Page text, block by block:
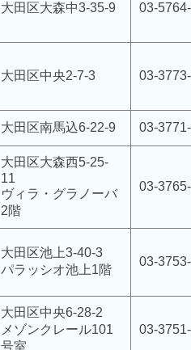
大田区大森中3-35-9 03-
大田区中央2-7-3 03-
大田区南馬込6-22-9 03-
大田区大森西5-25-
11
ヴィラ・グラノーバ
2階
03-
大田区池上3-40-3
パラッシオ池上1階
03-
大田区中央6-28-2
メゾンクレール101
号室
03-